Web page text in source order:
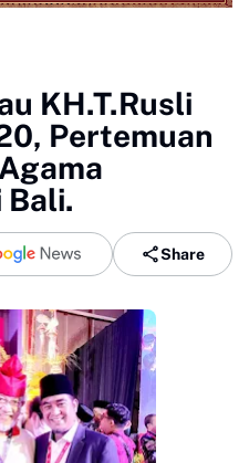
KH.T.Rusli
Pertemuan
Bali.
Share